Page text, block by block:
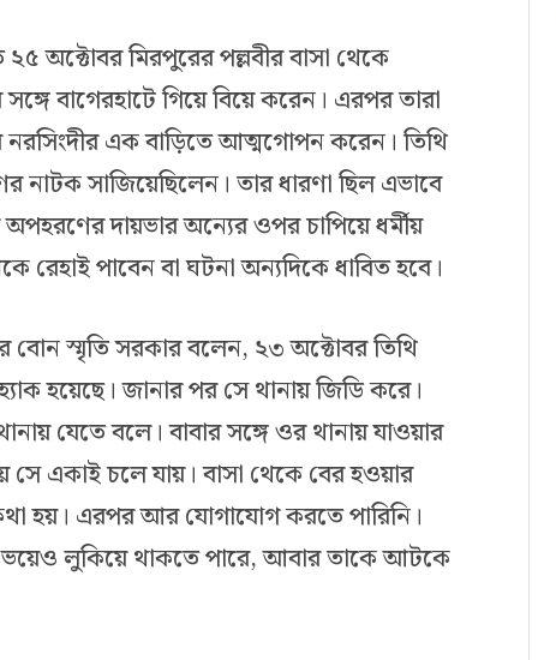
মিরপুরের পল্লবীর বাসা থেকে
বাগেরহাটে গিয়ে বিয়ে করেন। এরপর তারা
এক বাড়িতে আত্মগোপন করেন। তিথি
সাজিয়েছিলেন। তার ধারণা ছিল এভাবে
দায়ভার অন্যের ওপর চাপিয়ে ধর্মীয়
রেহাই পাবেন বা ঘটনা অন্যদিকে ধাবিত হবে।
বোন স্মৃতি সরকার বলেন, ২৩ অক্টোবর তিথি
হয়েছে। জানার পর সে থানায় জিডি করে।
যেতে বলে। বাবার সঙ্গে ওর থানায় যাওয়ার
সে একাই চলে যায়। বাসা থেকে বের হওয়ার
হয়। এরপর আর যোগাযোগ করতে পারিনি।
লুকিয়ে থাকতে পারে, আবার তাকে আটকে